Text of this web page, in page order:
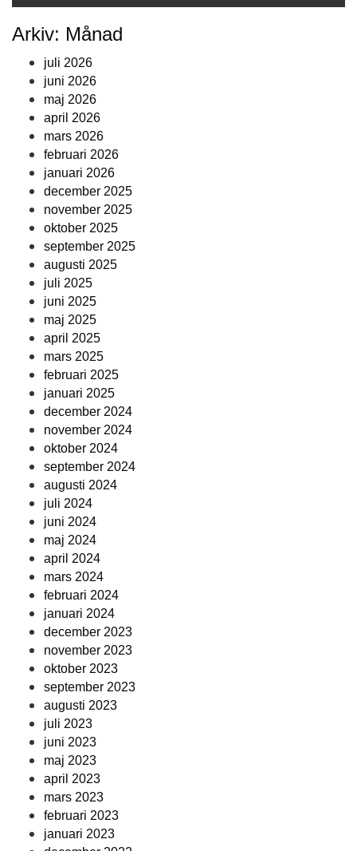
Arkiv: Månad
juli 2026
juni 2026
maj 2026
april 2026
mars 2026
februari 2026
januari 2026
december 2025
november 2025
oktober 2025
september 2025
augusti 2025
juli 2025
juni 2025
maj 2025
april 2025
mars 2025
februari 2025
januari 2025
december 2024
november 2024
oktober 2024
september 2024
augusti 2024
juli 2024
juni 2024
maj 2024
april 2024
mars 2024
februari 2024
januari 2024
december 2023
november 2023
oktober 2023
september 2023
augusti 2023
juli 2023
juni 2023
maj 2023
april 2023
mars 2023
februari 2023
januari 2023